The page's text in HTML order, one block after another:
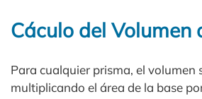
Cáculo del Volumen
Para cualquier prisma, el volumen
multiplicando el área de la base